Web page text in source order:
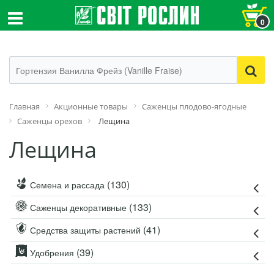
0
Главная Акционные товары
Саженцы плодово-ягодные
Саженцы орехов
Лещина
Лещина
Семена и рассада (130)
Саженцы декоративные (133)
Средства защиты растений (41)
Удобрения (39)